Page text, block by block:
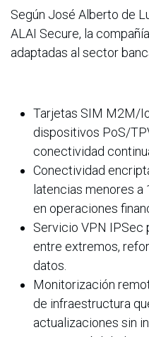
Según José Alberto de
ALAI Secure, la
adaptadas al sector
Tarjetas SIM M2M/
dispositivos PoS/
conectividad
Conectividad
latencias menores a
en operaciones
Servicio VPN IPSec
entre extremos,
datos.
Monitorización
de infraestructura
actualizaciones sin